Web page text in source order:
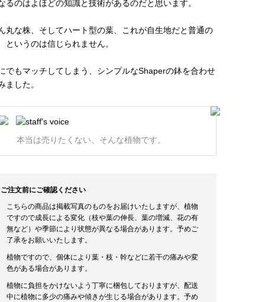
るのはよほどの知識と技術があるのだと思います。
丸な株、そしてハート型の葉、これが自生地だと普通の
というのは信じられません。
でもマッチしてしまう、シンプルなShaperの鉢を合わせ
ました。
本当は売りたくない、そんな植物です。
ご注文前にご確認ください
こちらの商品は掲載写真のものをお届けいたしますが、植物
ですので成長による変化（枝や葉の伸長、葉の増減、花の有
無など）や季節により状態が異なる場合があります。予めご
了承をお願いいたします。
植物ですので、個体により葉・枝・幹などに若干の痛みや変
色がある場合があります。
植物に負担をかけないよう丁寧に梱包しておりますが、配送
中に植物に多少の痛みや傾きが生じる場合があります。予め